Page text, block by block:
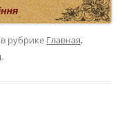
рубрике Главная,
.